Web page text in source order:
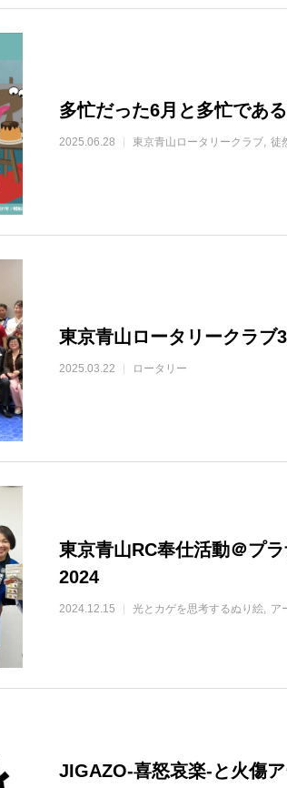
多忙だった6月と多忙である
2025.06.28 東京青山ロータリークラブ 徒
東京青山ロータリークラブ
2025.03.22 ロータリー
東京青山RC奉仕活動＠プ
2024
2024.12.15 光とカゲを思考するぬり絵 ア
JIGAZO-喜怒哀楽-と火傷ア